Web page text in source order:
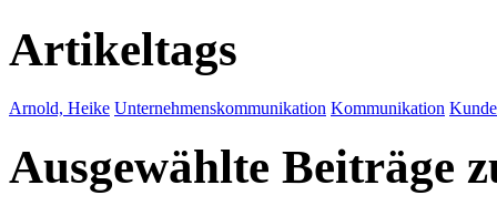
Artikeltags
Arnold, Heike Unternehmenskommunikation Kommunikation Kunde
Ausgewählte Beiträge